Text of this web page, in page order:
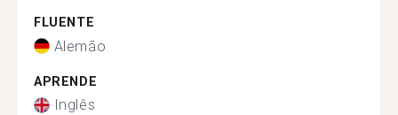
FLUENTE
Alemão
APRENDE
Inglês